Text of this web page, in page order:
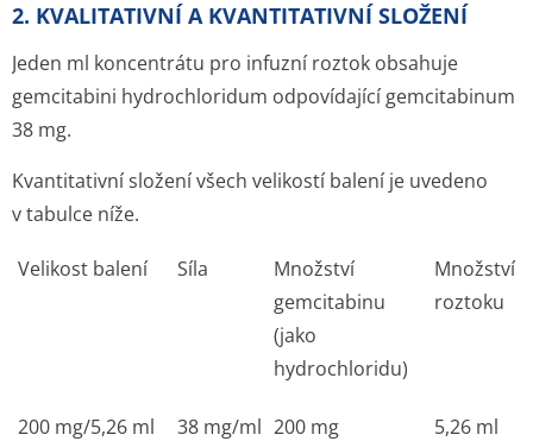
2. KVALITATIVNÍ A KVANTITATIVNÍ SLOŽENÍ
Jeden ml koncentrátu pro infuzní roztok obsahuje
gemcitabini hydrochloridum odpovídající gemcitabinum
38 mg.
Kvantitativní složení všech velikostí balení je uvedeno
v tabulce níže.
Velikost balení Síla
Množství
gemcitabinu
(jako
hydrochloridu)
Množství
roztoku
200 mg/5,26 ml 38 mg/ml 200 mg 5,26 ml